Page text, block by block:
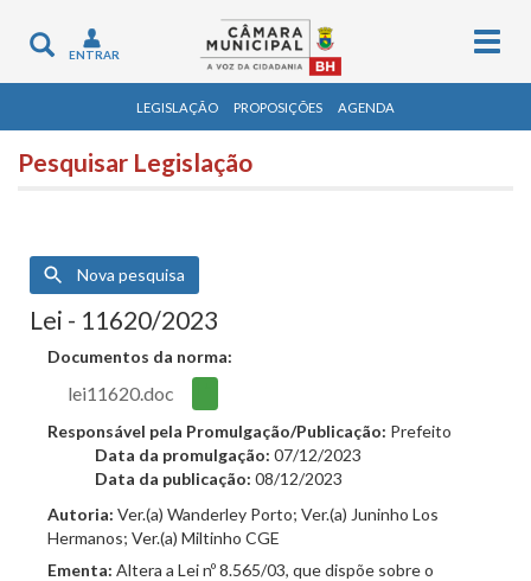
Toggle
navigation
ENTRAR
LEGISLAÇÃO PROPOSIÇÕES AGENDA
Pesquisar Legislação
Nova pesquisa
Lei - 11620/2023
Documentos da norma:
lei11620.doc
Responsável pela Promulgação/Publicação: Prefeito
Data da promulgação: 07/12/2023
Data da publicação: 08/12/2023
Autoria: Ver.(a) Wanderley Porto; Ver.(a) Juninho Los
Hermanos; Ver.(a) Miltinho CGE
Ementa: Altera a Lei nº 8.565/03, que dispõe sobre o